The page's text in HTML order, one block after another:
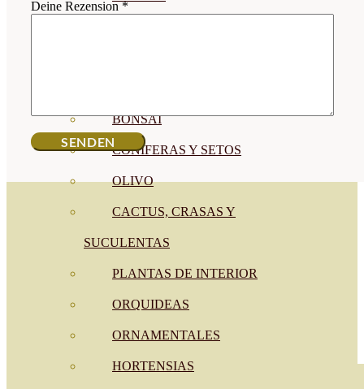
BONSAI
CONÍFERAS Y SETOS
OLIVO
CACTUS, CRASAS Y
SUCULENTAS
PLANTAS DE INTERIOR
ORQUIDEAS
ORNAMENTALES
HORTENSIAS
Deine Rezension*